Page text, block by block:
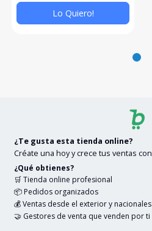
Lo Quiero!
¿Te gusta esta tienda online?
Créate una hoy y crece tus ventas con
¿Qué obtienes?
🛒 Tienda online profesional
📦 Pedidos organizados
💰 Ventas desde el exterior y nacionales
🤝 Gestores de venta que venden por ti